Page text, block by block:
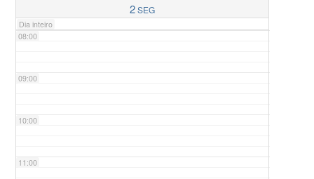
2SEG
Dia inteiro
08:00
09:00
10:00
11:00